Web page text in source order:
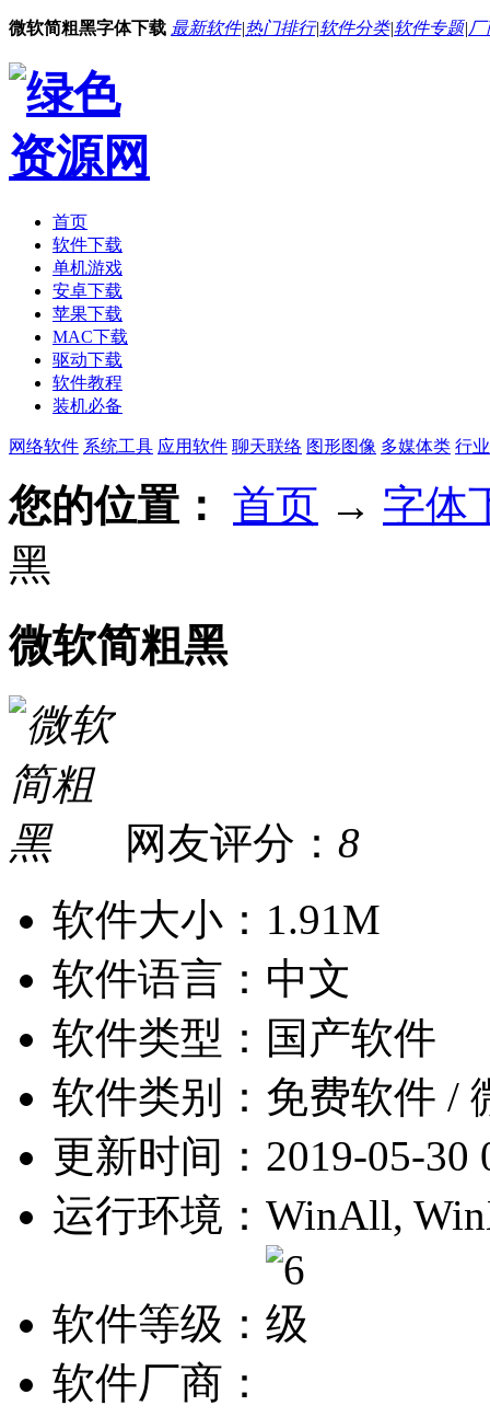
微软简粗黑字体下载 最新软件|热门排行|软件分类|软件专题|
首页
软件下载
单机游戏
安卓下载
苹果下载
MAC下载
驱动下载
软件教程
装机必备
网络软件 系统工具 应用软件 聊天联络 图形图像 多媒体类 行
您的位置： 首页 → 字体
黑
微软简粗黑
网友评分： 8
软件大小： 1.91M
软件语言： 中文
软件类型： 国产软件
软件类别： 免费软件 /
更新时间： 2019-05-30
运行环境： WinAll,
软件等级：
软件厂商：